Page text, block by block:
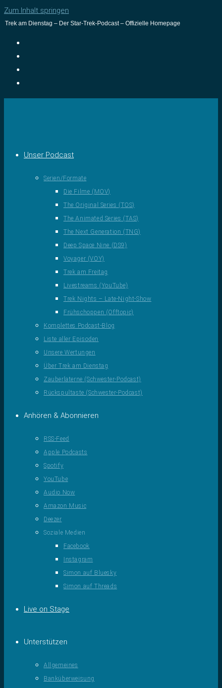
Zum Inhalt springen
Trek am Dienstag – Der Star-Trek-Podcast – Offizielle Homepage
Unser Podcast
Serien/Formate
Die Filme (MOV)
The Original Series (TOS)
The Animated Series (TAS)
The Next Generation (TNG)
Deep Space Nine (DS9)
Voyager (VOY)
Trek am Freitag
Livestreams (YouTube)
Trek Nights – Late-Night-Show
Frühschoppen (Offtopic)
Komplettes Podcast-Blog
Liste aller Episoden
Unsere Wertungen
Über Trek am Dienstag
Zauberlaterne (Schwester-Podcast)
Rückspultaste (Schwester-Podcast)
Anhören & Abonnieren
RSS-Feed
Apple Podcasts
Spotify
YouTube
Audio Now
Amazon Music
Deezer
Soziale Medien
Facebook
Instagram
Simon auf Bluesky
Simon auf Threads
Live on Stage
Unterstützen
Allgemeines
Banküberweisung